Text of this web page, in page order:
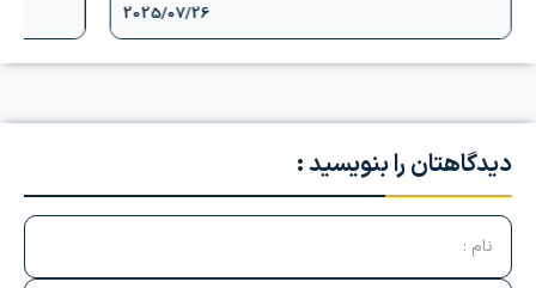
2025/07/26
دیدگاهتان را بنویسید :